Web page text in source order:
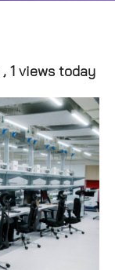
, 1 views today